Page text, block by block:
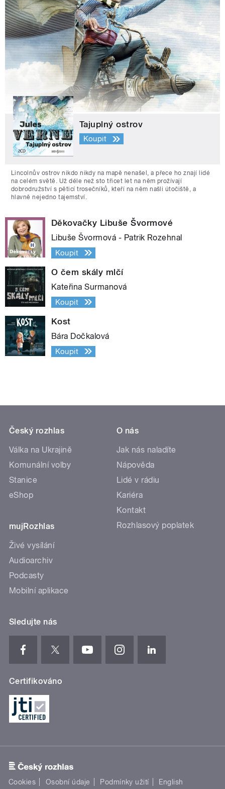
Tajuplný ostrov
Koupit
Lincolnův ostrov nikdo nikdy na mapě nenašel, a přece ho znají lidé
na celém světě. Už déle než sto třicet let na něm prožívají
dobrodružství s pěticí trosečníků, kteří na něm našli útočiště, a
hlavně nejedno tajemství.
Děkovačky Libuše Švormové
Libuše Švormová - Patrik Rozehnal
Koupit
O čem skály mlčí
Kateřina Surmanová
Koupit
Kost
Bára Dočkalová
Koupit
Český rozhlas
Válka na Ukrajině
Komunální volby
Stanice
eShop
mujRozhlas
Živé vysílání
Audioarchiv
Podcasty
Mobilní aplikace
O nás
Jak nás naladíte
Nápověda
Lidé v rádiu
Kariéra
Kontakt
Rozhlasový poplatek
Sledujte nás
Certifikováno
Cookies Osobní údaje Podmínky užití English